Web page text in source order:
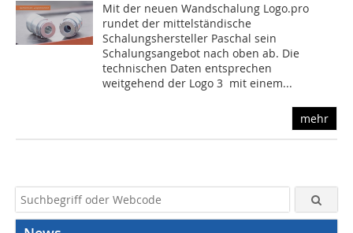
Mit der neuen Wandschalung Logo.pro
rundet der mittelständische
Schalungshersteller Paschal sein
Schalungsangebot nach oben ab. Die
technischen Daten entsprechen
weitgehend der Logo 3  mit einem...
mehr